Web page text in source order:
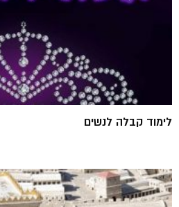
לימוד קבלה לנשים